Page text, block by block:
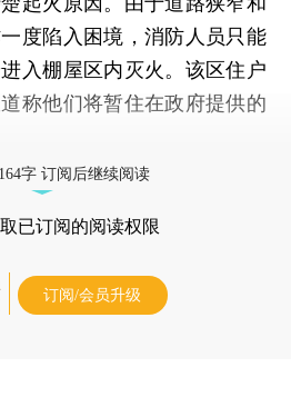
度陷入困境，消防人员只能
入棚屋区内灭火。该区住户
称他们将暂住在政府提供的
字 订阅后继续阅读
已订阅的阅读权限
订阅/会员升级